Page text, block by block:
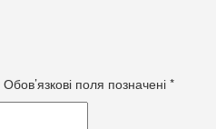
Обов’язкові поля позначені *